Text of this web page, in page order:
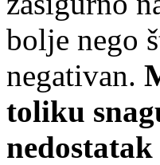
bolje nego
negativan.
toliku